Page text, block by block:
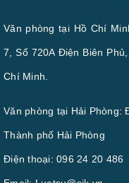
Văn phòng tại Hồ Chí
7, Số 720A Điện Biên
Chí Minh.
Văn phòng tại Hải Phòng:
Thành phố Hải Phòng
Điện thoại: 096 24 20 486